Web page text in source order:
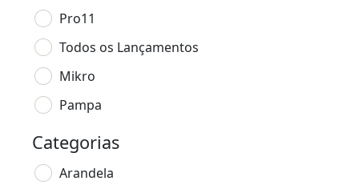
Pro11
Todos os Lançamentos
Mikro
Pampa
Categorias
Arandela